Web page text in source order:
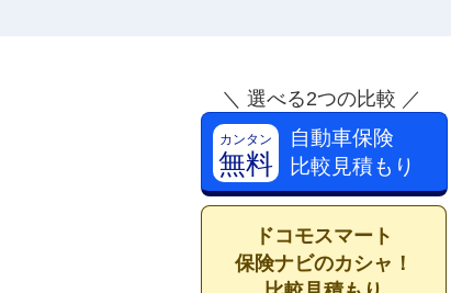
＼ 選べる2つの比較 ／
カンタン
無料
自動車保険
比較見積もり
ドコモスマート
保険ナビのカシャ！